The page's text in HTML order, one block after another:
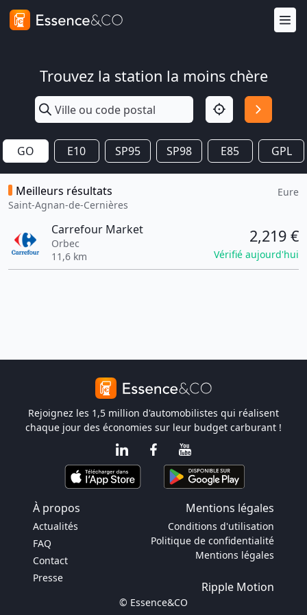
Trouvez la station la moins chère
GO E10 SP95 SP98 E85 GPL
Meilleurs résultats
Saint-Agnan-de-Cernières
Eure
Carrefour Market
Orbec
11,6 km
2,219 €
Vérifié aujourd'hui
Rejoignez les 1,5 million d'automobilistes qui réalisent
chaque jour des économies sur leur budget carburant !
À propos Mentions légales
Actualités
FAQ
Contact
Presse
Conditions d'utilisation
Politique de confidentialité
Mentions légales
Ripple Motion
© Essence&CO